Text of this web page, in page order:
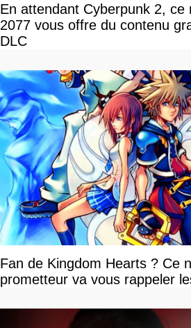
En attendant Cyberpunk 2, ce
2077 vous offre du contenu
DLC
Fan de Kingdom Hearts ? Ce
prometteur va vous rappeler